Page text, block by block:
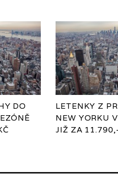
DO
LETENKY Z
NEW YORKU
JIŽ ZA